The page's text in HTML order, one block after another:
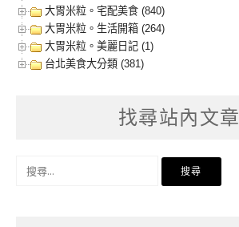
大胃米粒。宅配美食 (840)
大胃米粒。生活開箱 (264)
大胃米粒。美麗日記 (1)
台北美食大分類 (381)
找尋站內文章